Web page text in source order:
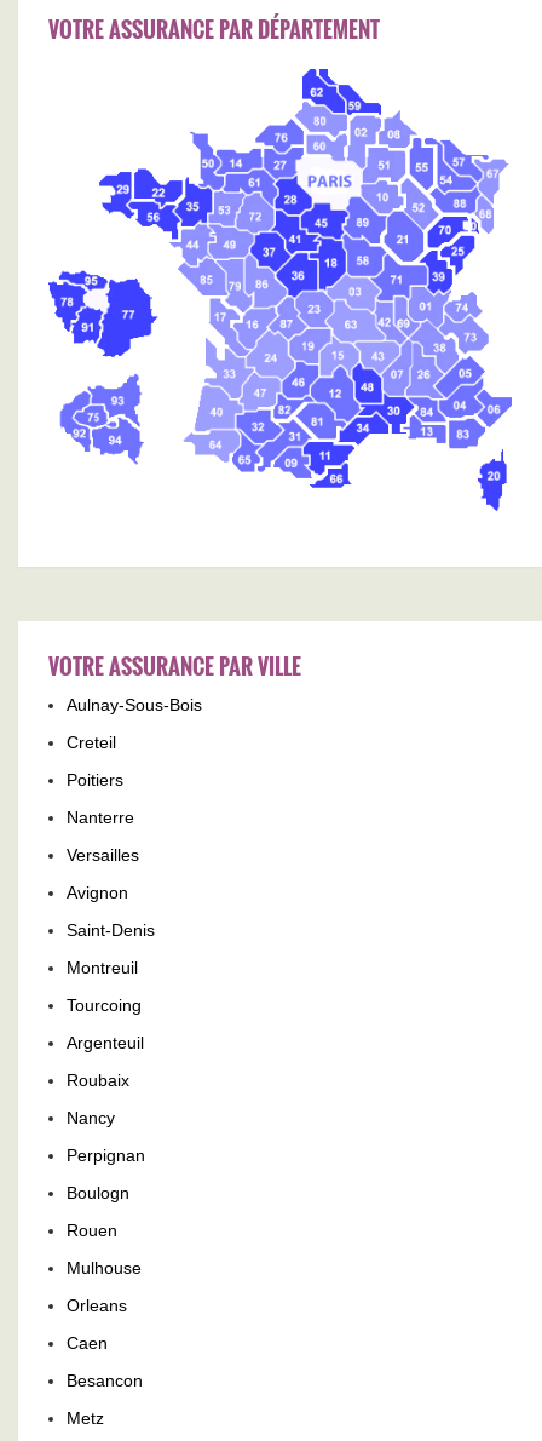
VOTRE ASSURANCE PAR DÉPARTEMENT
VOTRE ASSURANCE PAR VILLE
Aulnay-Sous-Bois
Creteil
Poitiers
Nanterre
Versailles
Avignon
Saint-Denis
Montreuil
Tourcoing
Argenteuil
Roubaix
Nancy
Perpignan
Boulogn
Rouen
Mulhouse
Orleans
Caen
Besancon
Metz